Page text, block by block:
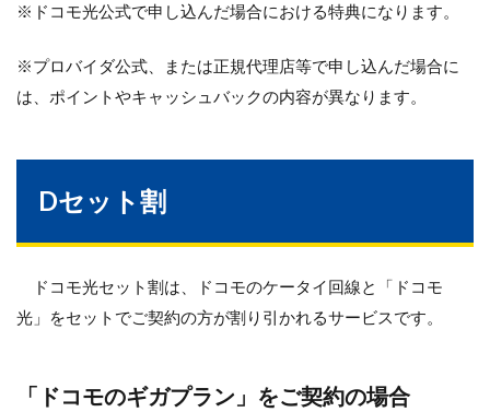
※ドコモ光公式で申し込んだ場合における特典になります。
※プロバイダ公式、または正規代理店等で申し込んだ場合に
は、ポイントやキャッシュバックの内容が異なります。
Dセット割
ドコモ光セット割は、ドコモのケータイ回線と「ドコモ
光」をセットでご契約の方が割り引かれるサービスです。
「ドコモのギガプラン」をご契約の場合